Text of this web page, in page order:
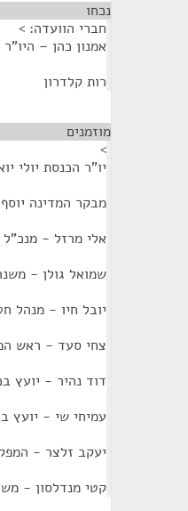
נכחו
חברי הוועדה: >
אמנון כהן – היו"ר
רות קלדרון
מוזמנים
>
יו"ר הכנסת יולי
מבקר המדינה
אלי מרזל -
שמואל גולן -
יובל חיו - מנהל
צחי סעד - ראש
דוד נהיר - יועץ
עמיחי שי - יועץ
יעקב זלצר -
קטי מנדלסון -